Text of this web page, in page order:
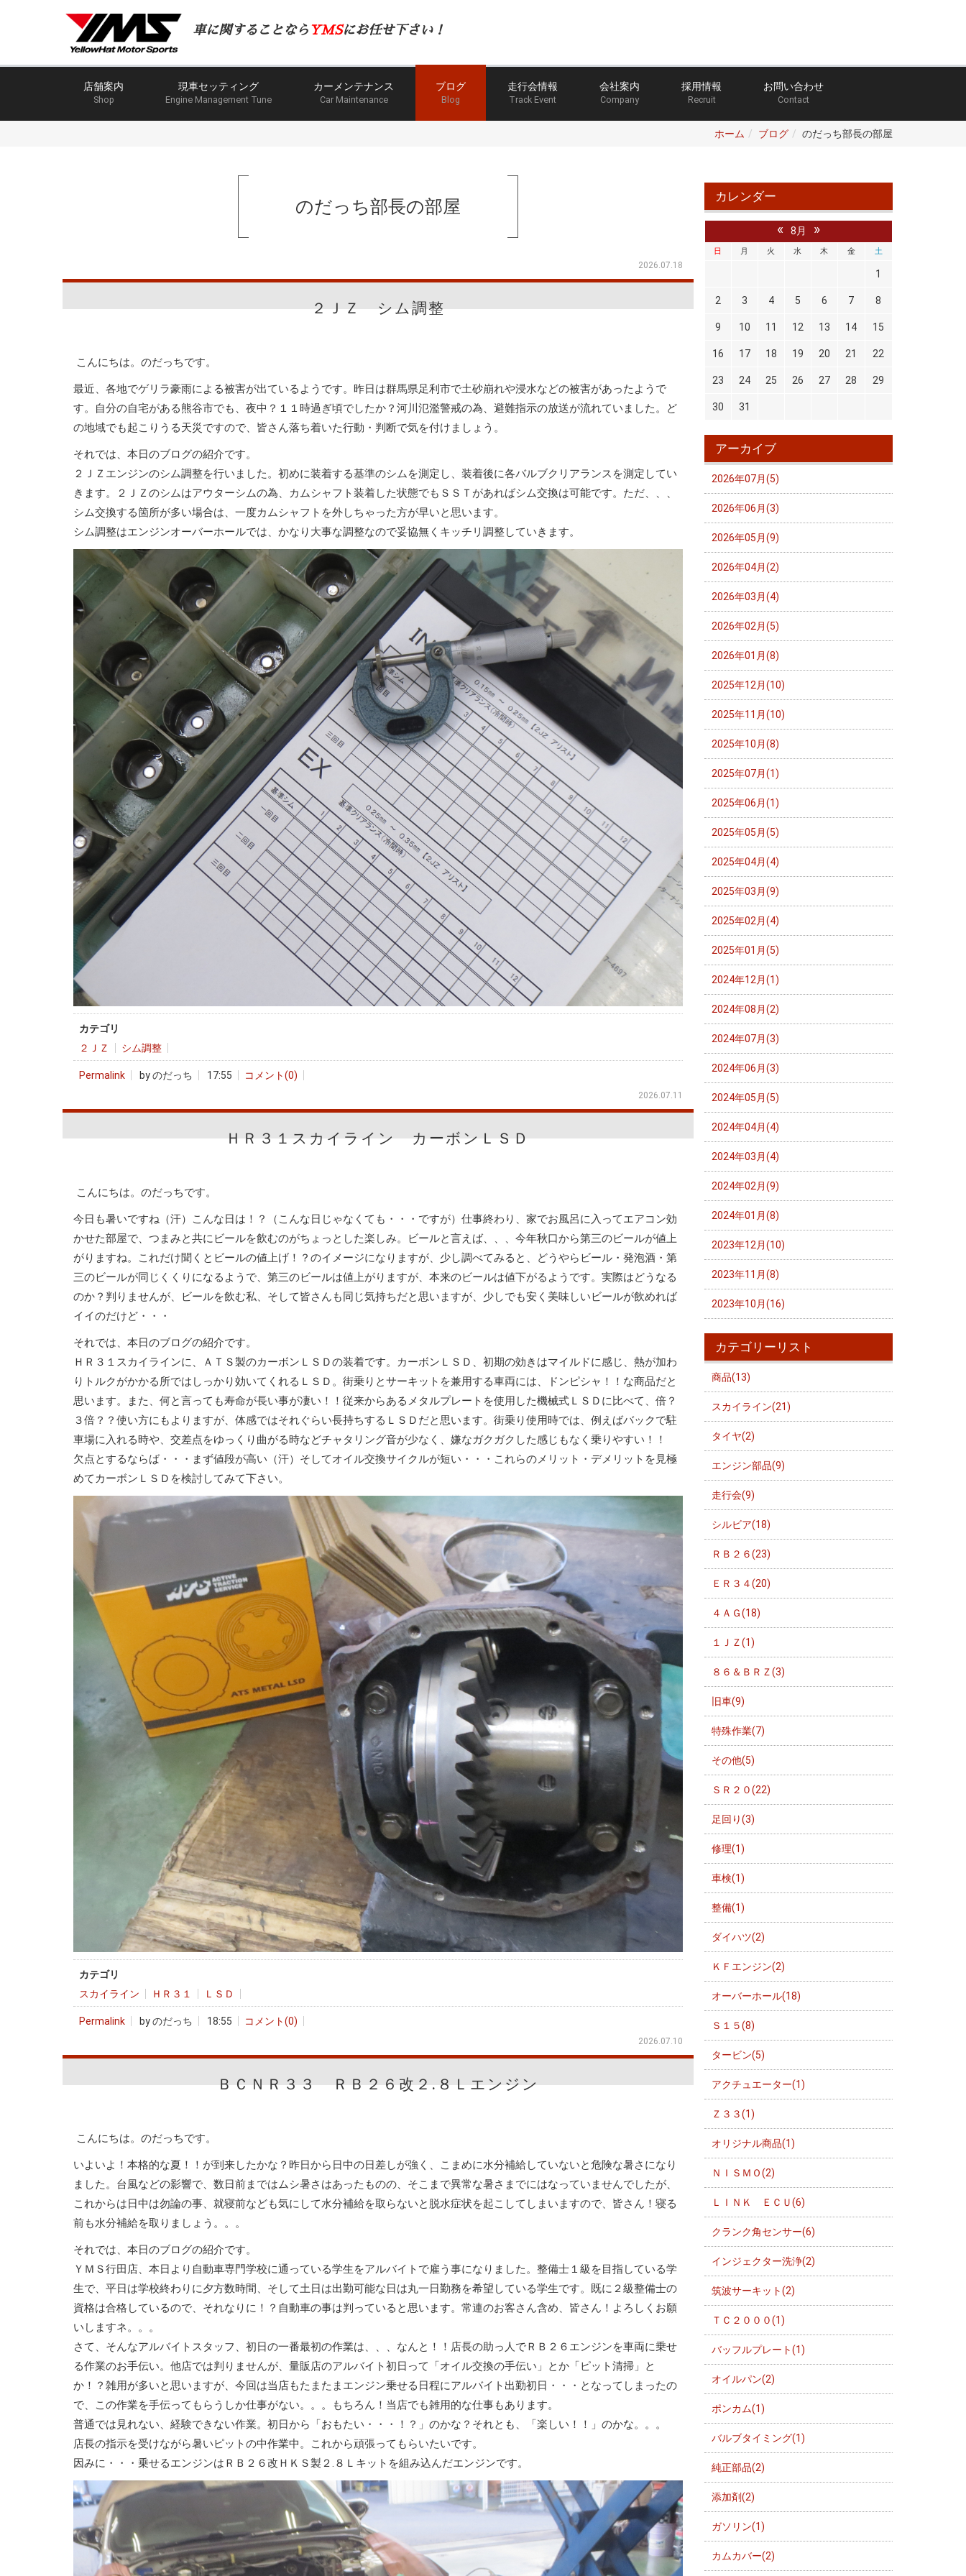
車に関することなら YMSにお任せ下さい！
店舗案内
Shop
現車セッティング
Engine Management Tune
カーメンテナンス
Car Maintenance
ブログ
Blog
走行会情報
Track Event
会社案内
Company
採用情報
Recruit
お問い合わせ
Contact
ホーム ブログ のだっち部長の部屋
のだっち部長の部屋
2026.07.18
２ＪＺ シム調整
こんにちは。のだっちです。
最近、各地でゲリラ豪雨による被害が出ているようです。昨日は群馬県足利市で土砂崩れや浸水などの被害があったようで
す。自分の自宅がある熊谷市でも、夜中？１１時過ぎ頃でしたか？河川氾濫警戒の為、避難指示の放送が流れていました。ど
の地域でも起こりうる天災ですので、皆さん落ち着いた行動・判断で気を付けましょう。
それでは、本日のブログの紹介です。
２ＪＺエンジンのシム調整を行いました。初めに装着する基準のシムを測定し、装着後に各バルブクリアランスを測定してい
きます。２ＪＺのシムはアウターシムの為、カムシャフト装着した状態でもＳＳＴがあればシム交換は可能です。ただ、、、
シム交換する箇所が多い場合は、一度カムシャフトを外しちゃった方が早いと思います。
シム調整はエンジンオーバーホールでは、かなり大事な調整なので妥協無くキッチリ調整していきます。
カテゴリ
２ＪＺ
シム調整
Permalink by のだっち 17:55 コメント(0)
2026.07.11
ＨＲ３１スカイライン カーボンＬＳＤ
こんにちは。のだっちです。
今日も暑いですね（汗）こんな日は！？（こんな日じゃなくても・・・ですが）仕事終わり、家でお風呂に入ってエアコン効
かせた部屋で、つまみと共にビールを飲むのがちょっとした楽しみ。ビールと言えば、、、今年秋口から第三のビールが値上
がりますね。これだけ聞くとビールの値上げ！？のイメージになりますが、少し調べてみると、どうやらビール・発泡酒・第
三のビールが同じくくりになるようで、第三のビールは値上がりますが、本来のビールは値下がるようです。実際はどうなる
のか？判りませんが、ビールを飲む私、そして皆さんも同じ気持ちだと思いますが、少しでも安く美味しいビールが飲めれば
イイのだけど・・・
それでは、本日のブログの紹介です。
ＨＲ３１スカイラインに、ＡＴＳ製のカーボンＬＳＤの装着です。カーボンＬＳＤ、初期の効きはマイルドに感じ、熱が加わ
りトルクがかかる所ではしっかり効いてくれるＬＳＤ。街乗りとサーキットを兼用する車両には、ドンピシャ！！な商品だと
思います。また、何と言っても寿命が長い事が凄い！！従来からあるメタルプレートを使用した機械式ＬＳＤに比べて、倍？
３倍？？使い方にもよりますが、体感ではそれぐらい長持ちするＬＳＤだと思います。街乗り使用時では、例えばバックで駐
車場に入れる時や、交差点をゆっくり曲がる時などチャタリング音が少なく、嫌なガクガクした感じもなく乗りやすい！！
欠点とするならば・・・まず値段が高い（汗）そしてオイル交換サイクルが短い・・・これらのメリット・デメリットを見極
めてカーボンＬＳＤを検討してみて下さい。
カテゴリ
スカイライン
ＨＲ３１ ＬＳＤ
Permalink by のだっち 18:55 コメント(0)
2026.07.10
ＢＣＮＲ３３ ＲＢ２６改２.８Ｌエンジン
こんにちは。のだっちです。
いよいよ！本格的な夏！！が到来したかな？昨日から日中の日差しが強く、こまめに水分補給していないと危険な暑さになり
ました。台風などの影響で、数日前まではムシ暑さはあったものの、そこまで異常な暑さまでにはなっていませんでしたが、
これからは日中は勿論の事、就寝前なども気にして水分補給を取らないと脱水症状を起こしてしまいますので、皆さん！寝る
前も水分補給を取りましょう。。。
それでは、本日のブログの紹介です。
ＹＭＳ行田店、本日より自動車専門学校に通っている学生をアルバイトで雇う事になりました。整備士１級を目指している学
生で、平日は学校終わりに夕方数時間、そして土日は出勤可能な日は丸一日勤務を希望している学生です。既に２級整備士の
資格は合格しているので、それなりに！？自動車の事は判っていると思います。常連のお客さん含め、皆さん！よろしくお願
いしますネ。。。
さて、そんなアルバイトスタッフ、初日の一番最初の作業は、、、なんと！！店長の助っ人でＲＢ２６エンジンを車両に乗せ
る作業のお手伝い。他店では判りませんが、量販店のアルバイト初日って「オイル交換の手伝い」とか「ピット清掃」と
か！？雑用が多いと思いますが、今回は当店もたまたまエンジン乗せる日程にアルバイト出勤初日・・・となってしまったの
で、この作業を手伝ってもらうしか仕事がない。。。もちろん！当店でも雑用的な仕事もあります。
普通では見れない、経験できない作業。初日から「おもたい・・・！？」のかな？それとも、「楽しい！！」のかな。。。
店長の指示を受けながら暑いピットの中作業中。これから頑張ってもらいたいです。
因みに・・・乗せるエンジンはＲＢ２６改ＨＫＳ製２.８Ｌキットを組み込んだエンジンです。
カレンダー
« 8月 »
日 月 火 水 木 金 土
1
2 3 4 5 6 7 8
9 10 11 12 13 14 15
16 17 18 19 20 21 22
23 24 25 26 27 28 29
30 31
アーカイブ
2026年07月(5)
2026年06月(3)
2026年05月(9)
2026年04月(2)
2026年03月(4)
2026年02月(5)
2026年01月(8)
2025年12月(10)
2025年11月(10)
2025年10月(8)
2025年07月(1)
2025年06月(1)
2025年05月(5)
2025年04月(4)
2025年03月(9)
2025年02月(4)
2025年01月(5)
2024年12月(1)
2024年08月(2)
2024年07月(3)
2024年06月(3)
2024年05月(5)
2024年04月(4)
2024年03月(4)
2024年02月(9)
2024年01月(8)
2023年12月(10)
2023年11月(8)
2023年10月(16)
カテゴリーリスト
商品(13)
スカイライン(21)
タイヤ(2)
エンジン部品(9)
走行会(9)
シルビア(18)
ＲＢ２６(23)
ＥＲ３４(20)
４ＡＧ(18)
１ＪＺ(1)
８６＆ＢＲＺ(3)
旧車(9)
特殊作業(7)
その他(5)
ＳＲ２０(22)
足回り(3)
修理(1)
車検(1)
整備(1)
ダイハツ(2)
ＫＦエンジン(2)
オーバーホール(18)
Ｓ１５(8)
タービン(5)
アクチュエーター(1)
Ｚ３３(1)
オリジナル商品(1)
ＮＩＳＭＯ(2)
ＬＩＮＫ ＥＣＵ(6)
クランク角センサー(6)
インジェクター洗浄(2)
筑波サーキット(2)
ＴＣ２０００(1)
バッフルプレート(1)
オイルパン(2)
ポンカム(1)
バルブタイミング(1)
純正部品(2)
添加剤(2)
ガソリン(1)
カムカバー(2)